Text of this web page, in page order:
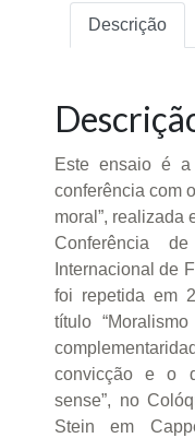
Descrição
Este ensaio é a
conferência com
moral”, realizada
Conferência
Internacional de
foi repetida em
título
convicção e o
sense”, no
Stein em